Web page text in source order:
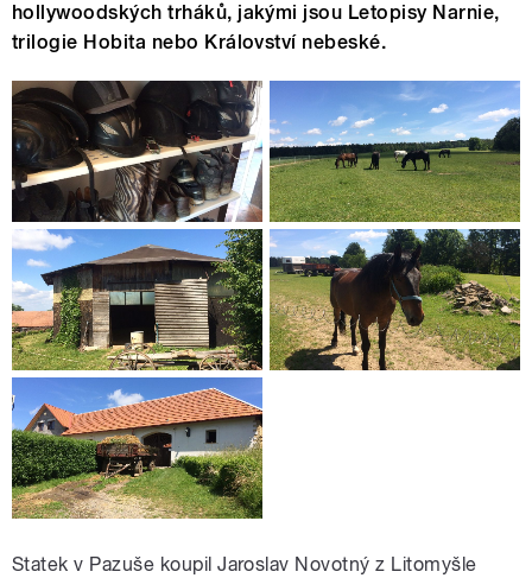
hollywoodských trháků, jakými jsou Letopisy Narnie,
trilogie Hobita nebo Království nebeské.
Statek v Pazuše koupil Jaroslav Novotný z Litomyšle